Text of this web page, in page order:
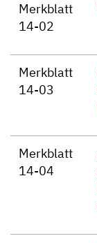
Merkblatt
14-02
Merkblatt
14-03
Merkblatt
14-04